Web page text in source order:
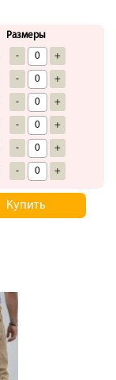
Размеры
- +
- +
- +
- +
- +
- +
Купить